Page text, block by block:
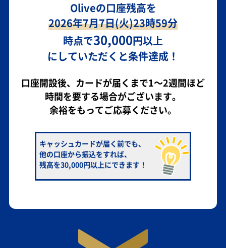
Oliveの口座残高を
2026年7月7日(火)23時59分
時点で30,000円以上
にしていただくと条件達成！
口座開設後、カードが届くまで1～2週間ほど
時間を要する場合がございます。
余裕をもってご応募ください。
キャッシュカードが届く前でも、
他の口座から振込をすれば、
残高を30,000円以上にできます！